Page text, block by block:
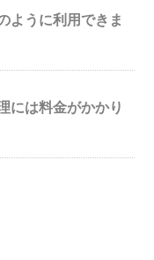
ように利用できま
には料金がかかり